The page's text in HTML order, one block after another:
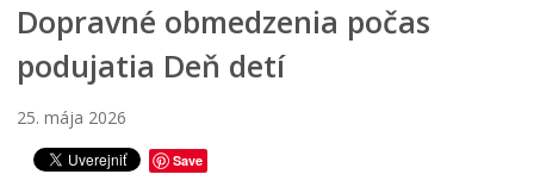
Dopravné obmedzenia počas
podujatia Deň detí
25. mája 2026
Save
j
k
u
t
r